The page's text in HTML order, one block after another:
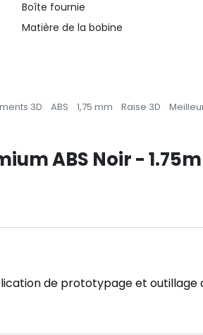
Boîte fournie
Matière de la bobine
3D ABS 1,75 mm Raise 3D
ABS Noir -
de prototypage et outillage